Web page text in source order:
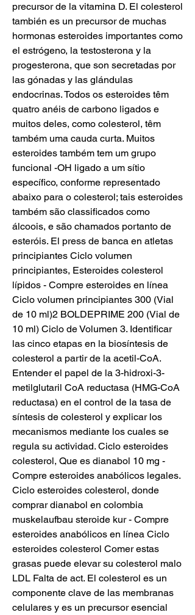
precursor de la vitamina D. El colesterol
también es un precursor de muchas
hormonas esteroides importantes como
el estrógeno, la testosterona y la
progesterona, que son secretadas por
las gónadas y las glándulas
endocrinas. Todos os esteroides têm
quatro anéis de carbono ligados e
muitos deles, como colesterol, têm
também uma cauda curta. Muitos
esteroides também tem um grupo
funcional -OH ligado a um sítio
específico, conforme representado
abaixo para o colesterol; tais esteroides
também são classificados como
álcoois, e são chamados portanto de
esteróis. El press de banca en atletas
principiantes Ciclo volumen
principiantes, Esteroides colesterol
lípidos - Compre esteroides en línea
Ciclo volumen principiantes 300 (Vial
de 10 ml)2 BOLDEPRIME 200 (Vial de
10 ml) Ciclo de Volumen 3. Identificar
las cinco etapas en la biosíntesis de
colesterol a partir de la acetil-CoA.
Entender el papel de la 3-hidroxi-3-
metilglutaril CoA reductasa (HMG-CoA
reductasa) en el control de la tasa de
síntesis de colesterol y explicar los
mecanismos mediante los cuales se
regula su actividad. Ciclo esteroides
colesterol, Que es dianabol 10 mg -
Compre esteroides anabólicos legales.
Ciclo esteroides colesterol, donde
comprar dianabol en colombia
muskelaufbau steroide kur - Compre
esteroides anabólicos en línea Ciclo
esteroides colesterol Comer estas
grasas puede elevar su colesterol malo
LDL Falta de act. El colesterol es un
componente clave de las membranas
celulares y es un precursor esencial